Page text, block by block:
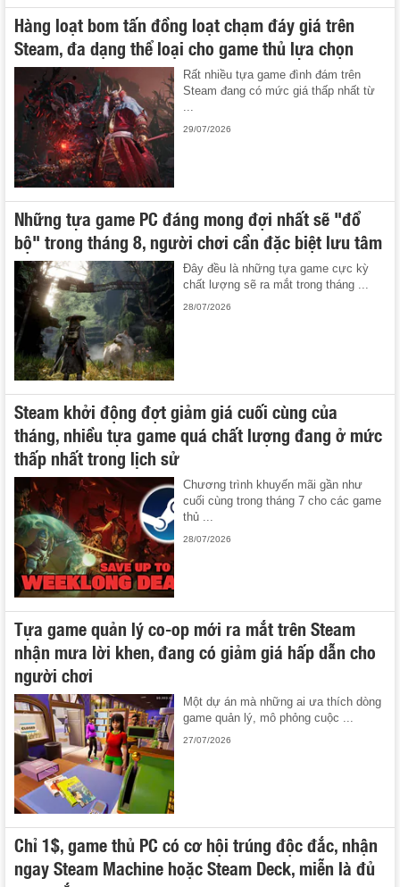
Hàng loạt bom tấn đồng loạt chạm đáy giá trên
Steam, đa dạng thể loại cho game thủ lựa chọn
Rất nhiều tựa game đình đám trên
Steam đang có mức giá thấp nhất từ
...
29/07/2026
Những tựa game PC đáng mong đợi nhất sẽ "đổ
bộ" trong tháng 8, người chơi cần đặc biệt lưu tâm
Đây đều là những tựa game cực kỳ
chất lượng sẽ ra mắt trong tháng ...
28/07/2026
Steam khởi động đợt giảm giá cuối cùng của
tháng, nhiều tựa game quá chất lượng đang ở mức
thấp nhất trong lịch sử
Chương trình khuyến mãi gần như
cuối cùng trong tháng 7 cho các game
thủ ...
28/07/2026
Tựa game quản lý co-op mới ra mắt trên Steam
nhận mưa lời khen, đang có giảm giá hấp dẫn cho
người chơi
Một dự án mà những ai ưa thích dòng
game quản lý, mô phỏng cuộc ...
27/07/2026
Chỉ 1$, game thủ PC có cơ hội trúng độc đắc, nhận
ngay Steam Machine hoặc Steam Deck, miễn là đủ